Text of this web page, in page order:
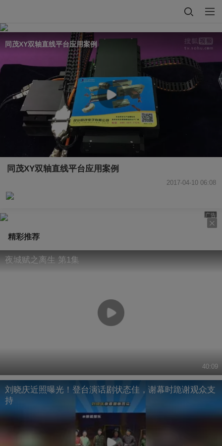
同茂XY双轴直线平台应用案例
同茂XY双轴直线平台应用案例
2017-04-10 06:08
广告
精彩推荐
夜城赋之离生 第1集
40:09
刘晓庆近照曝光！登台演话剧状态佳，谢幕时跪谢观众支
持